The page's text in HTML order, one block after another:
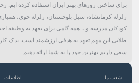
برای ساختن روزهای بهتر ایران استفاده کرده ایم.
زلزله کرمانشاه، سیل بلوچستان، زلزله خوی،
کودکان مدرسه و... همه گامی برای تعهد به وظیفه
طلایی این مهم تعهد به هدفی ارزشمند است. یدک
سعی داریم بهترین خود را به شما ارائه دهیم
شعب ما اطلاعات